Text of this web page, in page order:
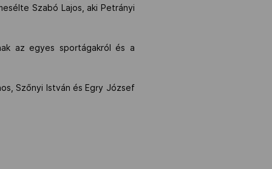
Szabó Lajos, aki Petrányi
az egyes sportágakról és a
Szőnyi István és Egry József